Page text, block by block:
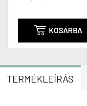
 KOSÁRBA
TERMÉKLEÍRÁS